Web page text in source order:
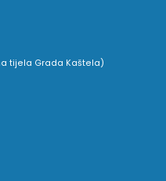
tijela Grada Kaštela)